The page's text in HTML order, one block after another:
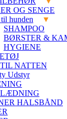
OG SENGE
hunden
SHAMPOO
BØRSTER &
HYGIENE
NATTEN
Udstyr
HALSBÅND